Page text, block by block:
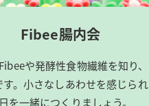
Fibee腸内会
や発酵性食物繊維を知り
。​小さなしあわせを感じら
を一緒につくりましょう。